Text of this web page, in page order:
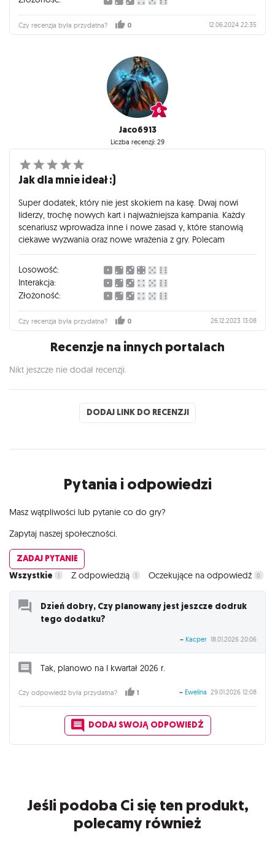
Czy recenzja była przydatna? 0 12.06.2024 22:35
Jaco6913
Liczba recenzji: 29
Jak dla mnie ideał :)
Super dodatek, który nie jest skokiem na kasę. Dwaj nowi
liderzy, trochę nowych kart i najważniejsza kampania. Każdy
scenariusz wprowadza inne i nowe zasad y, które stanowią
ciekawe wyzwania oraz nowe wrażenia z gry. Polecam
Losowość:
Interakcja:
Złożoność:
Czy recenzja była przydatna? 0 26.12.2023 13:08
Recenzje na innych portalach
Nikt jeszcze nie dodał recenzji.
DODAJ LINK DO RECENZJI
Pytania i odpowiedzi
Wszystkie 1 Z odpowiedzią 1 Oczekujące na odpowiedź 0
Dzień dobry, Czy planowany jest jeszcze dodruk
tego dodatku?
~ Kacper 18.01.2026 20:06
Tak, planowo na I kwartał 2026 r.
Czy odpowiedź była przydatna? 1 ~ Ewelina 29.01.2026 12:08
DODAJ SWOJĄ ODPOWIEDŹ
Masz wątpliwości lub pytanie co do gry?
Zapytaj naszej społeczności.
ZADAJ PYTANIE
Jeśli podoba Ci się ten produkt,
polecamy również